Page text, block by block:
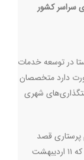
سراسر کشور
در توسعه خدمات
دارد متخصصان
شهری
پرستاری قصد
کاندیداتوری در انتخابات شوراهای شهر و روستا را ( که ۱۱ اردیبهشت